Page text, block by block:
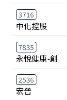
3716
中化控股
7835
永悅健康-創
2536
宏普